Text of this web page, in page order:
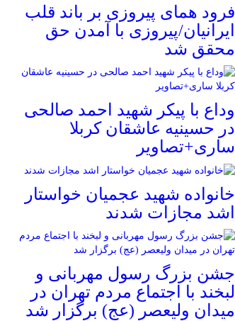
فرود همای پیروزی بر باند قلب
ایرانیان/پیروزی با آمدن حق
محقق شد
وداع با پیکر شهید احمد صالحی‌
در حسینیه عاشقان کربلا
ساری+تصاویر
خانواده شهید عجمیان خواستار
اشد مجازات شدند
جشن بزرگ رسول مهربانی و
لبخند با اجتماع مردم تهران در
میدان ولیعصر (عج) برگزار شد